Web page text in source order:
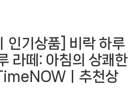
인기상품] 비락 하루
라떼: 아침의 상쾌한
ㅣ추천상